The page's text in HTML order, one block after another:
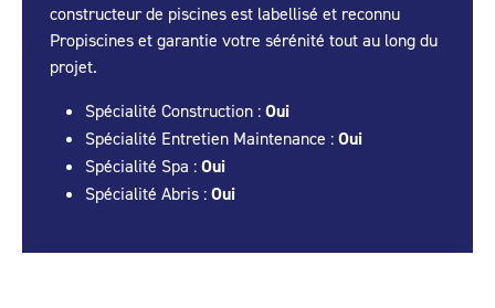
constructeur de piscines est labellisé et reconnu
Propiscines et garantie votre sérénité tout au long du
projet.
Spécialité Construction : Oui
Spécialité Entretien Maintenance : Oui
Spécialité Spa : Oui
Spécialité Abris : Oui